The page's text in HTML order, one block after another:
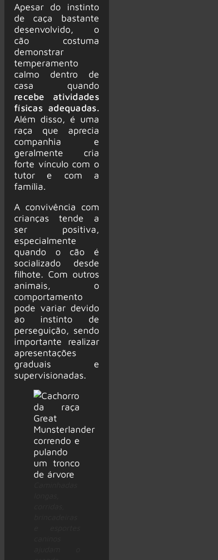
Apesar do instinto
de caça bastante
desenvolvido, o
cão costuma
demonstrar
temperamento
calmo dentro de
casa quando
recebe atividades
físicas adequadas.
Além disso, é uma
raça que aprecia
companhia e
geralmente cria
forte vínculo com o
tutor e com a
família.
A convivência com
crianças tende a
ser positiva,
especialmente
quando o cão é
socializado desde
filhote. Com outros
animais, o
comportamento
pode variar devido
ao instinto de
perseguição, sendo
importante realizar
apresentações
graduais e
supervisionadas.